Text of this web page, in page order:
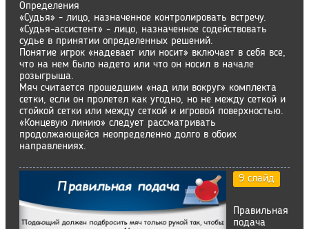
Определения
«Судья» - лицо, назначенное контролировать встречу.
«Судья-ассистент» - лицо, назначенное содействовать
судье в принятии определенных решений.
Понятие игрок «надевает или носит» включает в себя все,
что на нем было надето или что он носил в начале
розыгрыша.
Мяч считается прошедшим «над или вокруг» комплекта
сетки, если он пролетел как угодно, но не между сеткой и
стойкой сетки или между сеткой и игровой поверхностью.
«Концевую линию» следует рассматривать
продолжающейся неопределенно долго в обоих
направлениях.
9 слайд
Правильная
подача